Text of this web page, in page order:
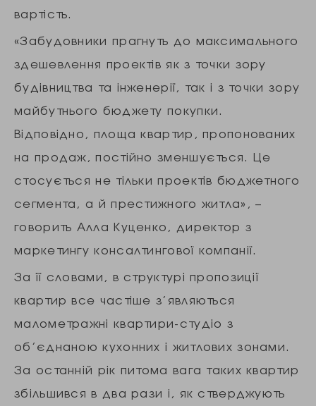
вартість.
«Забудовники прагнуть до максимального
здешевлення проектів як з точки зору
будівництва та інженерії, так і з точки зору
майбутнього бюджету покупки.
Відповідно, площа квартир, пропонованих
на продаж, постійно зменшується. Це
стосується не тільки проектів бюджетного
сегмента, а й престижного житла», –
говорить Алла Куценко, директор з
маркетингу консалтингової компанії.
За її словами, в структурі пропозиції
квартир все частіше з’являються
малометражні квартири-студіо з
об’єднаною кухонних і житлових зонами.
За останній рік питома вага таких квартир
збільшився в два рази і, як стверджують